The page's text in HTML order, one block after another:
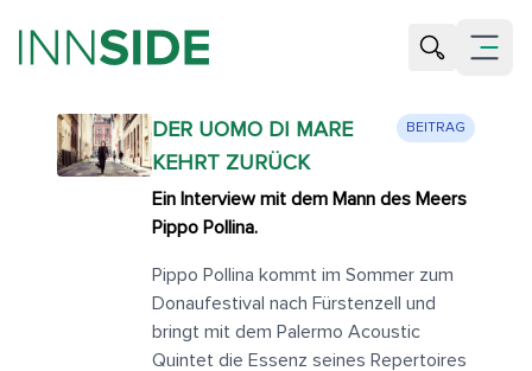
Suche
Menü
DER UOMO DI MARE
KEHRT ZURÜCK
BEITRAG
Ein Interview mit dem Mann des Meers
Pippo Pollina.
Pippo Pollina kommt im Sommer zum
Donaufestival nach Fürstenzell und
bringt mit dem Palermo Acoustic
Quintet die Essenz seines Repertoires